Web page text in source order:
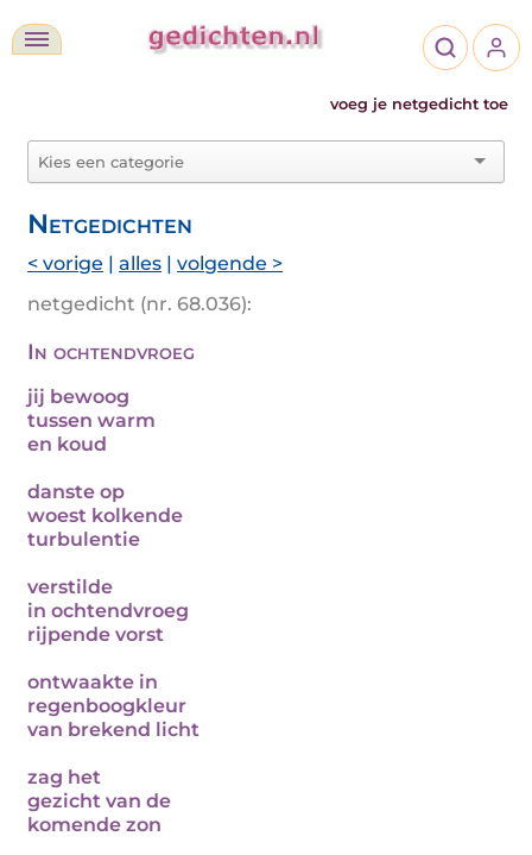
voeg je netgedicht toe
Netgedichten
< vorige | alles | volgende >
netgedicht (nr. 68.036):
In ochtendvroeg
jij bewoog
tussen warm
en koud
danste op
woest kolkende
turbulentie
verstilde
in ochtendvroeg
rijpende vorst
ontwaakte in
regenboogkleur
van brekend licht
zag het
gezicht van de
komende zon